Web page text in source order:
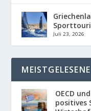
Juli 23, 2026
OECD
positives